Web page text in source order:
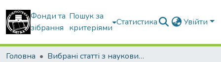
Фонди та
зібрання
Пошук за
критеріями
Статистика Увійти
Головна
Вибрані статті з наукових збірників КНУБА